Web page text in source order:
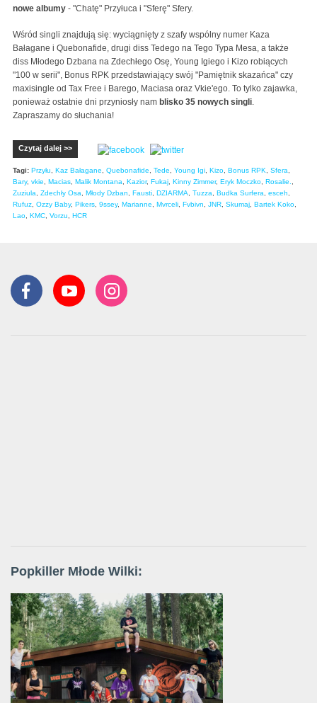
nowe albumy - "Chatę" Przyłuca i "Sferę" Sfery.
Wśród singli znajdują się: wyciągnięty z szafy wspólny numer Kaza
Bałagane i Quebonafide, drugi diss Tedego na Tego Typa Mesa, a także
diss Młodego Dzbana na Zdechłego Osę, Young Igiego i Kizo robiących
"100 w serii", Bonus RPK przedstawiający swój "Pamiętnik skazańca" czy
maxisingle od Tax Free i Barego, Maciasa oraz Vkie'ego. To tylko zajawka,
ponieważ ostatnie dni przyniosły nam blisko 35 nowych singli.
Zapraszamy do słuchania!
Czytaj dalej >>
Tagi: Przyłu, Kaz Bałagane, Quebonafide, Tede, Young Igi, Kizo, Bonus RPK, Sfera,
Bary, vkie, Macias, Malik Montana, Kazior, Fukaj, Kinny Zimmer, Eryk Moczko, Rosalie.,
Zuziula, Zdechły Osa, Młody Dzban, Fausti, DZIARMA, Tuzza, Budka Surfera, esceh,
Rufuz, Ozzy Baby, Pikers, 9ssey, Marianne, Mvrceli, Fvbivn, JNR, Skumaj, Bartek Koko,
Lao, KMC, Vorzu, HCR
Popkiller Młode Wilki: